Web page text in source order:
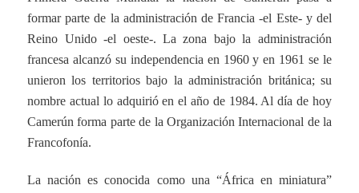
formar parte de la administración de Francia -el Este- y del
Reino Unido -el oeste-. La zona bajo la administración
francesa alcanzó su independencia en 1960 y en 1961 se le
unieron los territorios bajo la administración británica; su
nombre actual lo adquirió en el año de 1984. Al día de hoy
Camerún forma parte de la Organización Internacional de la
Francofonía.
La nación es conocida como una “África en miniatura”